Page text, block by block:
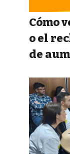
Cómo
o el
de